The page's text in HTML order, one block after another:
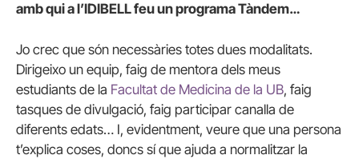
amb qui a l’IDIBELL feu un programa Tàndem…
Jo crec que són necessàries totes dues modalitats.
Dirigeixo un equip, faig de mentora dels meus
estudiants de la Facultat de Medicina de la UB, faig
tasques de divulgació, faig participar canalla de
diferents edats… I, evidentment, veure que una persona
t’explica coses, doncs sí que ajuda a normalitzar la